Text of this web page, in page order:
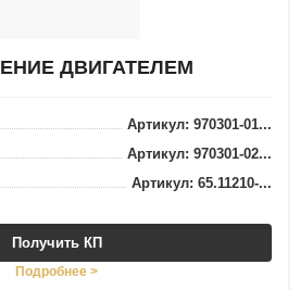
ДВИГАТЕЛЕМ
Артикул: 970301-01...
Артикул: 970301-02...
Артикул: 65.11210-...
Получить КП
Подробнее >